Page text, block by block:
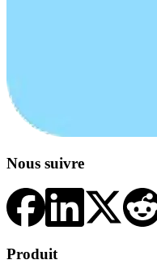
Nous suivre
Produit